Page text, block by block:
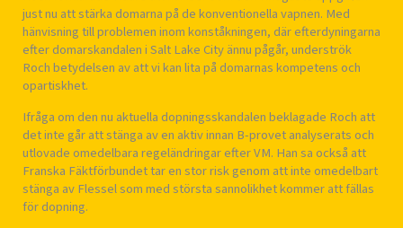
just nu att stärka domarna på de konventionella vapnen. Med
hänvisning till problemen inom konståkningen, där efterdyningarna
efter domarskandalen i Salt Lake City ännu pågår, underströk
Roch betydelsen av att vi kan lita på domarnas kompetens och
opartiskhet.
Ifråga om den nu aktuella dopningsskandalen beklagade Roch att
det inte går att stänga av en aktiv innan B-provet analyserats och
utlovade omedelbara regeländringar efter VM. Han sa också att
Franska Fäktförbundet tar en stor risk genom att inte omedelbart
stänga av Flessel som med största sannolikhet kommer att fällas
för dopning.